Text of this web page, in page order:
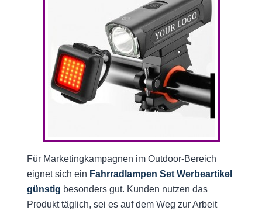
Für Marketingkampagnen im Outdoor-Bereich
eignet sich ein Fahrradlampen Set Werbeartikel
günstig besonders gut. Kunden nutzen das
Produkt täglich, sei es auf dem Weg zur Arbeit